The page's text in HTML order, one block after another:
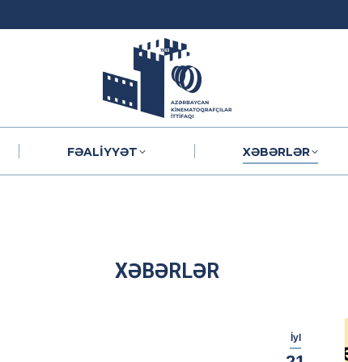
FƏALIYYƏT XƏBƏRLƏR
XƏBƏRLƏR
İyl